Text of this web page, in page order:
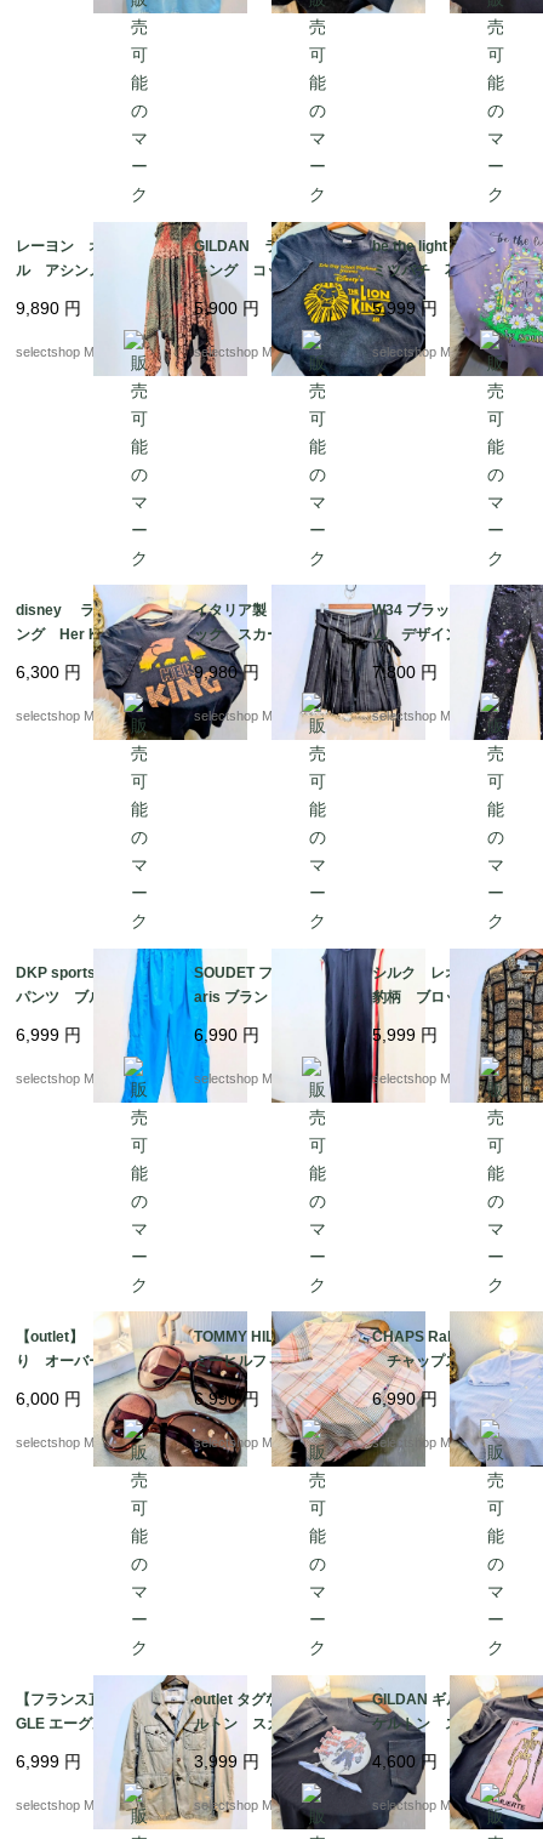
ルサルバドル製
レーヨン オリエンタ
ル アシンメトリー
スカート エスニック
柄 オレンジ オリー
ブグリーン ワンサイ
9,890 円
selectshop Merci.
GILDAN ライオン
キング コットン ブ
ラック Mサイズ Lio
n King ギルダン ウル
トラコットン 両面プリ
ント
5,900 円
selectshop Merci.
be the light フラワー
ミツバチ 花 USA T
シャツ パープル
紫 コットン Lサ
イズ
5,999円
selectshop Merci.
disney ライオン キ
ング Her KING コッ
トン ブラック Lサイ
ズ Lion King シン
6,300 円
selectshop Merci.
イタリア製 90s ゴシ
ック スカート サイ
ズ４２ ブラック リ
ボン ストライプ プ
リーツ フリル 膝丈ス
カート
9,980円
selectshop Merci.
W34 ブラック デニ
ム デザイン スキニ
ー ストレッチ ジー
ンズ ボトムス パン
ツ パープル 星屑デザ
イン
7,800 円
selectshop Merci.
DKP sports ナイロン
パンツ ブルー 防
水 ウエストゴム
mens Mサイズ ナイ
ロン パンツ Y2K 太
6,999 円
selectshop Merci.
SOUDET フランス P
aris ブランド ベルギ
ー製 オールインワ
ン ユニフォーム ト
リコロール 48
6,990 円
selectshop Merci.
シルク レオパード
豹柄 ブロック ブラ
ウス ブラウン 総
柄 Mサイズ
5,999 円
selectshop Merci.
【outlet】 カナダよ
り オーバーサイズ
ブラウン グラデーシ
ョン サングラス ピン
クブラウン ブラウ
ン 軽い付け心地
6,000 円
selectshop Merci.
TOMMY HILFIGER ト
ミーヒルフィガー 半
袖シャツ ボタンシャ
ツ mens リネ
ン コットン XLサイ
ズ ピンク ベージ
ュ 半袖シャツ チェ
6,990円
selectshop Merci.
CHAPS Ralph Lauren
チャップス ラルフ
ローレン mens シ
アサッカー コット
ン XLサイズ ブル
ー ホワイト 半袖シ
6,990円
selectshop Merci.
【フランス直輸入】AI
GLE エーグル ハンテ
ィングジャケット M
サイズ 逸品 レア
mens ユニセックス
6,999 円
selectshop Merci.
outlet タグなし スケ
ルトン スカル Tシャ
ツ Mサイズ程度 コ
ットン ボーン 骨
ブラックTシャツ Y2K
3,999 円
selectshop Merci.
GILDAN ギルダン ス
ケルトン スカル Tシ
ャツ Mサイズ コッ
トン ボーン 骨 ブ
ラックTシャツ Y2K
NICARAGUA製
4,600 円
selectshop Merci.